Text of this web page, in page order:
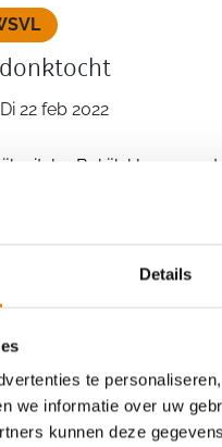
Details
te
we informatie over uw
kunnen deze
Di 22 feb 2022
uitslag Bekijk klassement
in de
Zo 20 feb 2022
uitslag Bekijk klassement